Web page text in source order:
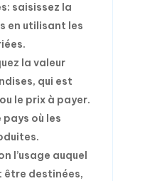
saisissez la
en utilisant les
la valeur
qui est
le prix à payer.
pays où les
l’usage auquel
être destinées,